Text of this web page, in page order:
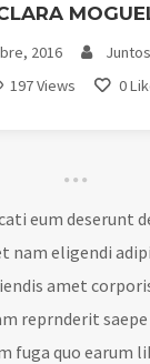
2016
197 Views
0
eum deserunt
nam eligendi
amet
reprnderit
fuga quo earum